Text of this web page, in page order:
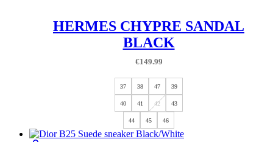
HERMES CHYPRE SANDAL
BLACK
€149.99
37 38 47 39
40 41 42 43
44 45 46